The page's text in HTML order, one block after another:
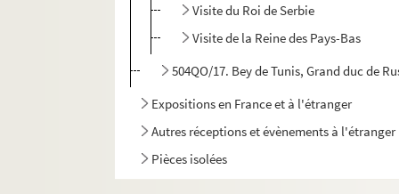
Visite du Roi de Serbie
Visite de la Reine des Pays-Bas
504QO/17. Bey de Tunis, Grand duc de
Expositions en France et à l'étranger
Autres réceptions et évènements à l'étranger
Pièces isolées